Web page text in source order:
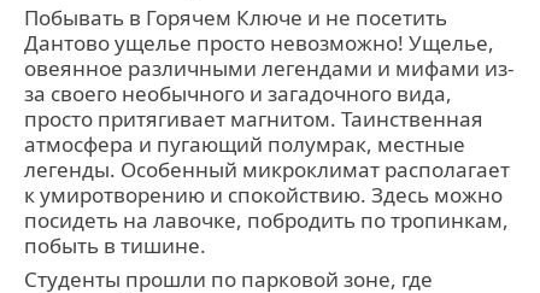
Побывать в Горячем Ключе и не посетить
Дантово ущелье просто невозможно! Ущелье,
овеянное различными легендами и мифами из-
за своего необычного и загадочного вида,
просто притягивает магнитом. Таинственная
атмосфера и пугающий полумрак, местные
легенды. Особенный микроклимат располагает
к умиротворению и спокойствию. Здесь можно
посидеть на лавочке, побродить по тропинкам,
побыть в тишине.
Студенты прошли по парковой зоне, где